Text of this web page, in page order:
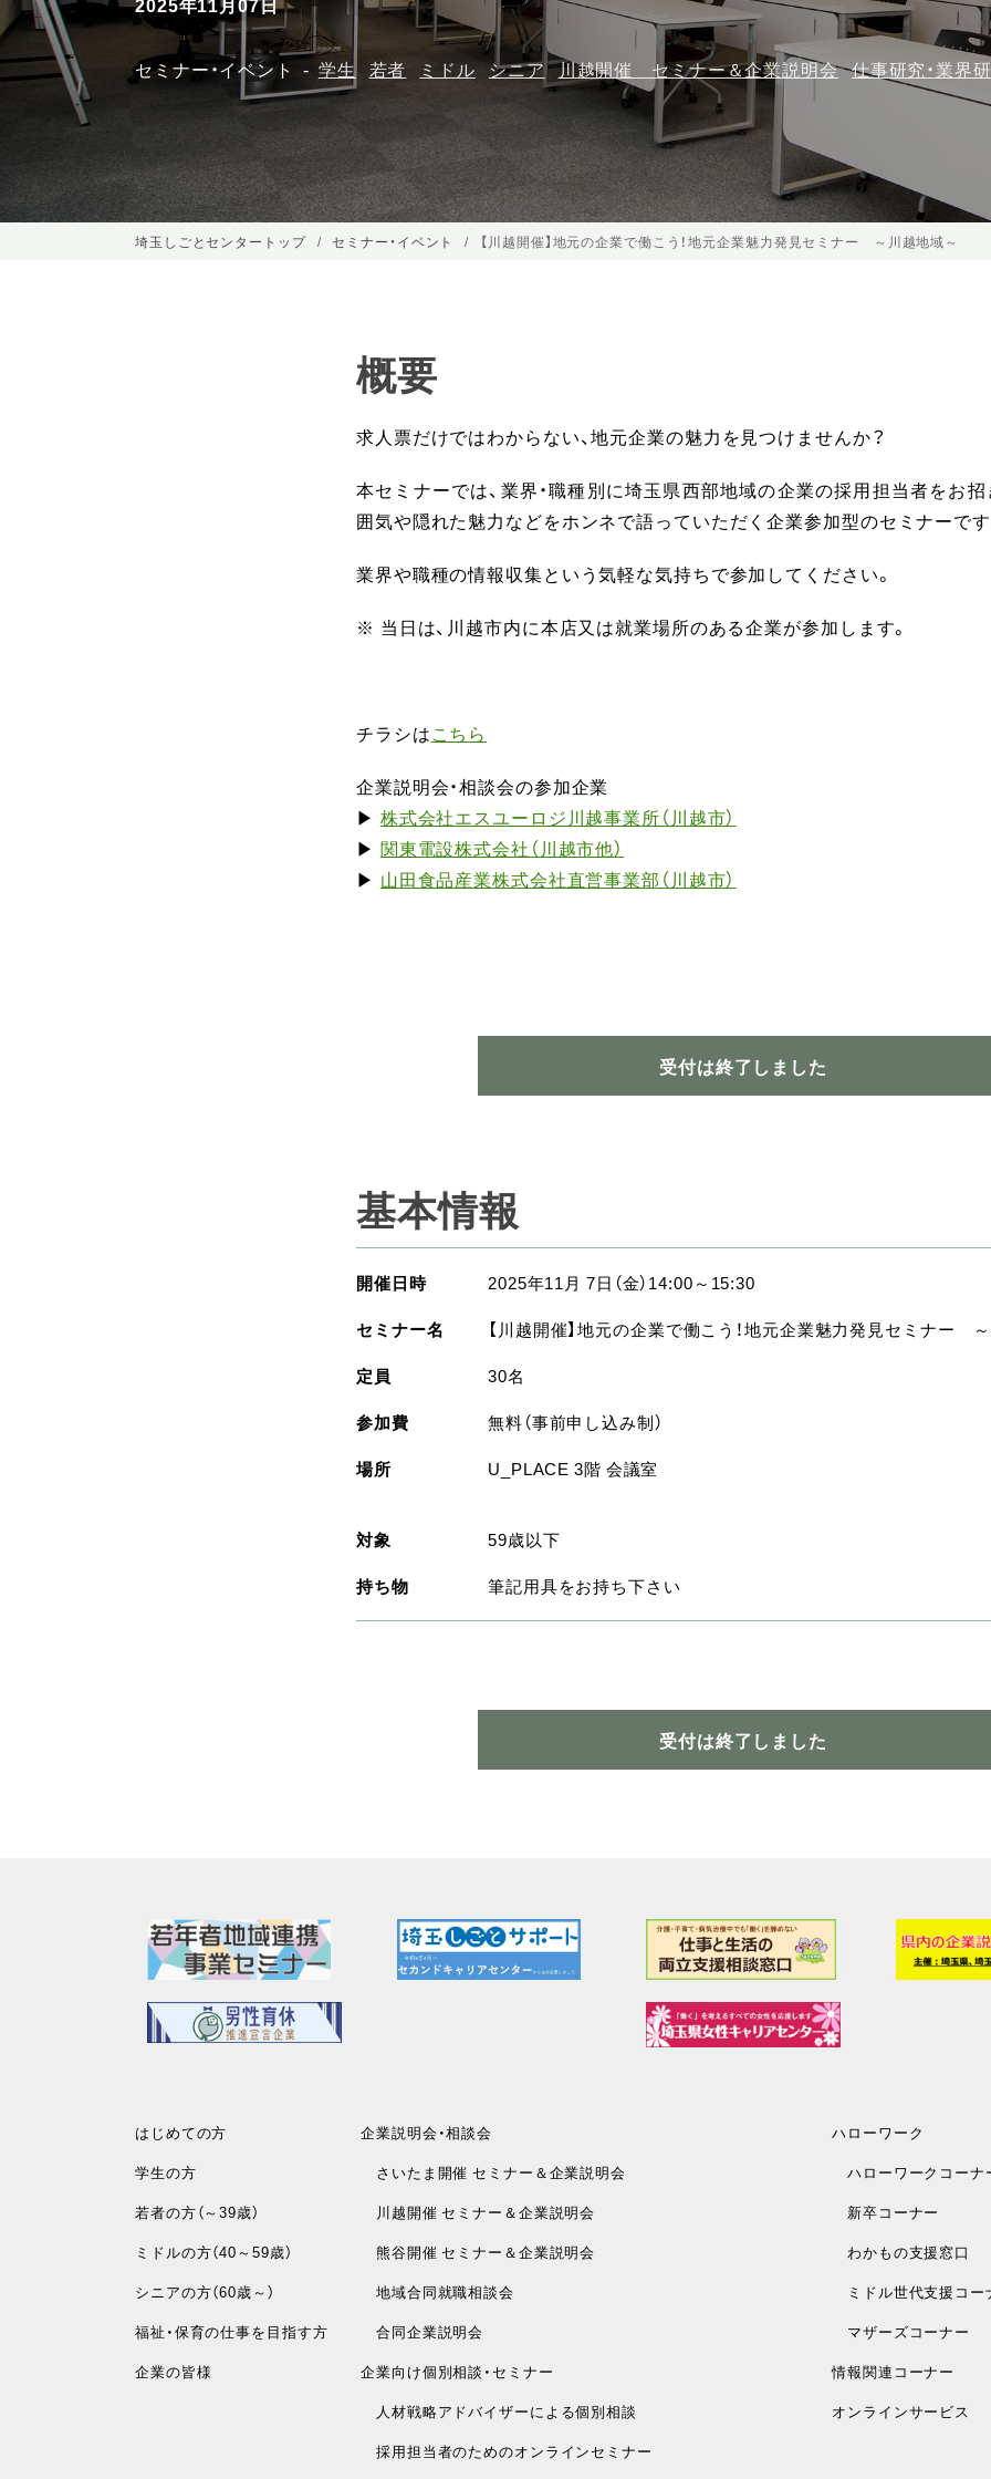
セミナー・イベント 学生 若者 ミドル シニア 川越開催 セミナー＆企業説明会 仕事研究・業界
埼玉しごとセンタートップ セミナー・イベント 【川越開催】地元の企業で働こう！地元企業魅力発見セミナー ～川越地域～
概要
求人票だけではわからない、地元企業の魅力を見つけませんか？
本セミナーでは、業界・職種別に埼玉県西部地域の企業の採用担当者をお招
囲気や隠れた魅力などをホンネで語っていただく企業参加型のセミナーで
業界や職種の情報収集という気軽な気持ちで参加してください。
※ 当日は、川越市内に本店又は就業場所のある企業が参加します。
チラシはこちら
企業説明会・相談会の参加企業
▶ 株式会社エスユーロジ川越事業所（川越市）
▶ 関東電設株式会社（川越市他）
▶ 山田食品産業株式会社直営事業部（川越市）
受付は終了しました
基本情報
開催日時
2025年11月 7日（金）14:00～15:30
セミナー名
【川越開催】地元の企業で働こう！地元企業魅力発見セミナー
定員
30名
参加費
無料（事前申し込み制）
場所
U_PLACE 3階 会議室
対象
59歳以下
持ち物
筆記用具をお持ち下さい
受付は終了しました
はじめての方
学生の方
若者の方（～39歳）
ミドルの方（40～59歳）
シニアの方（60歳～）
福祉・保育の仕事を目指す方
企業の皆様
企業説明会・相談会
さいたま開催 セミナー＆企業説明会
川越開催 セミナー＆企業説明会
熊谷開催 セミナー＆企業説明会
地域合同就職相談会
合同企業説明会
企業向け個別相談・セミナー
人材戦略アドバイザーによる個別相談
採用担当者のためのオンラインセミナー
ハローワーク
ハローワークコーナ
新卒コーナー
わかもの支援窓口
ミドル世代支援コー
マザーズコーナー
情報関連コーナー
オンラインサービス